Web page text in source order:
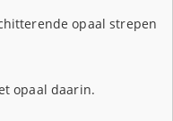
opaal strepen
opaal daarin.